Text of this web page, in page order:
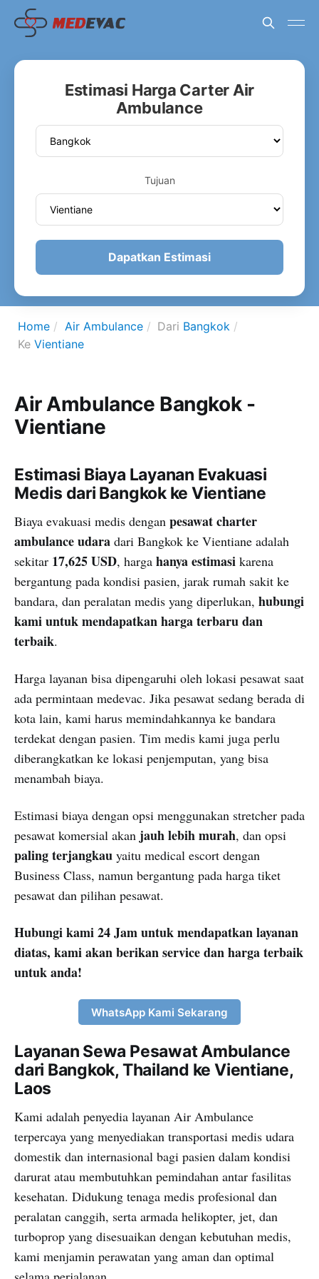
Estimasi Harga Carter Air
Ambulance
Tujuan
Dapatkan Estimasi
Home Air Ambulance Dari Bangkok
Ke Vientiane
Air Ambulance Bangkok -
Vientiane
Estimasi Biaya Layanan Evakuasi
Medis dari Bangkok ke Vientiane
Biaya evakuasi medis dengan pesawat charter
ambulance udara dari Bangkok ke Vientiane adalah
sekitar 17,625 USD, harga hanya estimasi karena
bergantung pada kondisi pasien, jarak rumah sakit ke
bandara, dan peralatan medis yang diperlukan, hubungi
kami untuk mendapatkan harga terbaru dan
terbaik.
Harga layanan bisa dipengaruhi oleh lokasi pesawat saat
ada permintaan medevac. Jika pesawat sedang berada di
kota lain, kami harus memindahkannya ke bandara
terdekat dengan pasien. Tim medis kami juga perlu
diberangkatkan ke lokasi penjemputan, yang bisa
menambah biaya.
Estimasi biaya dengan opsi menggunakan stretcher pada
pesawat komersial akan jauh lebih murah, dan opsi
paling terjangkau yaitu medical escort dengan
Business Class, namun bergantung pada harga tiket
pesawat dan pilihan pesawat.
Hubungi kami 24 Jam untuk mendapatkan layanan
diatas, kami akan berikan service dan harga terbaik
untuk anda!
WhatsApp Kami Sekarang
Layanan Sewa Pesawat Ambulance
dari Bangkok, Thailand ke Vientiane,
Laos
Kami adalah penyedia layanan Air Ambulance
terpercaya yang menyediakan transportasi medis udara
domestik dan internasional bagi pasien dalam kondisi
darurat atau membutuhkan pemindahan antar fasilitas
kesehatan. Didukung tenaga medis profesional dan
peralatan canggih, serta armada helikopter, jet, dan
turboprop yang disesuaikan dengan kebutuhan medis,
kami menjamin perawatan yang aman dan optimal